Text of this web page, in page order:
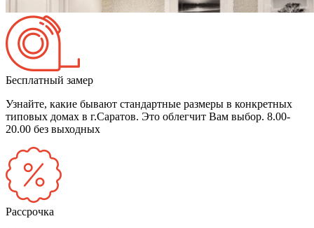
Бесплатный замер
Узнайте, какие бывают стандартные размеры в конкретных
типовых домах в г.Саратов. Это облегчит Вам выбор. 8.00-
20.00 без выходных
Рассрочка